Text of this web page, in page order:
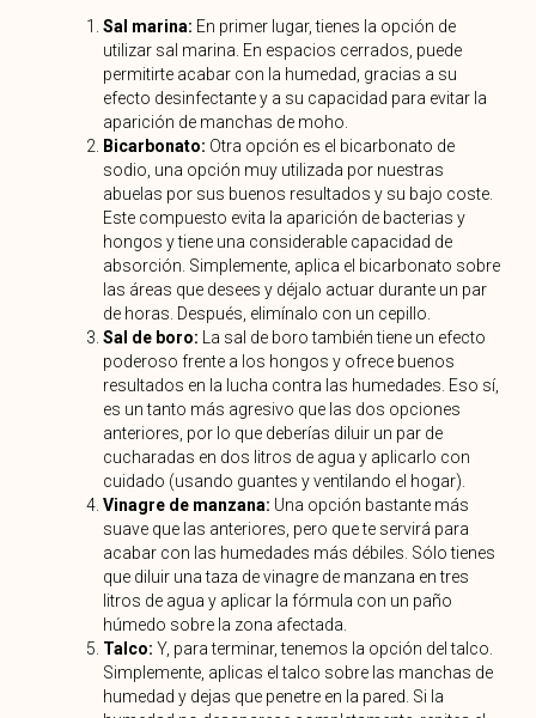
Sal marina: En primer lugar, tienes la opción de
utilizar sal marina. En espacios cerrados, puede
permitirte acabar con la humedad, gracias a su
efecto desinfectante y a su capacidad para evitar la
aparición de manchas de moho.
Bicarbonato: Otra opción es el bicarbonato de
sodio, una opción muy utilizada por nuestras
abuelas por sus buenos resultados y su bajo coste.
Este compuesto evita la aparición de bacterias y
hongos y tiene una considerable capacidad de
absorción. Simplemente, aplica el bicarbonato sobre
las áreas que desees y déjalo actuar durante un par
de horas. Después, elimínalo con un cepillo.
Sal de boro: La sal de boro también tiene un efecto
poderoso frente a los hongos y ofrece buenos
resultados en la lucha contra las humedades. Eso sí,
es un tanto más agresivo que las dos opciones
anteriores, por lo que deberías diluir un par de
cucharadas en dos litros de agua y aplicarlo con
cuidado (usando guantes y ventilando el hogar).
Vinagre de manzana: Una opción bastante más
suave que las anteriores, pero que te servirá para
acabar con las humedades más débiles. Sólo tienes
que diluir una taza de vinagre de manzana en tres
litros de agua y aplicar la fórmula con un paño
húmedo sobre la zona afectada.
Talco: Y, para terminar, tenemos la opción del talco.
Simplemente, aplicas el talco sobre las manchas de
humedad y dejas que penetre en la pared. Si la